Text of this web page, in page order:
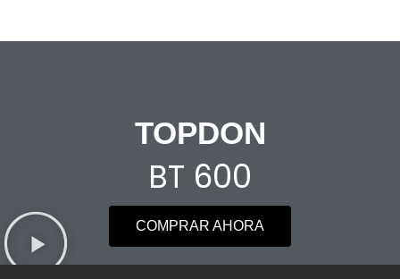
TOPDON
BT 600
COMPRAR AHORA